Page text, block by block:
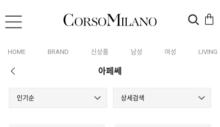
HOME BRAND 신상품 남성 여성 LIVING
아페쎄
인기순 상세검색